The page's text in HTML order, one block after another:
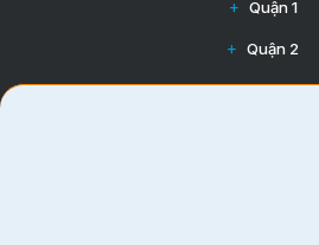
Quận 1
Quận 2
Quận 3